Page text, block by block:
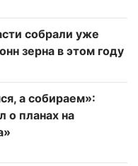
собрали уже
зерна в этом году
а собираем»:
о планах на